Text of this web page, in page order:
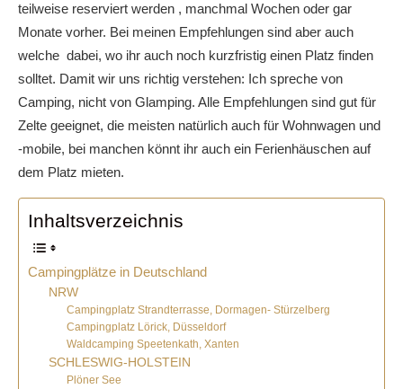
teilweise reserviert werden , manchmal Wochen oder gar
Monate vorher. Bei meinen Empfehlungen sind aber auch
welche dabei, wo ihr auch noch kurzfristig einen Platz finden
solltet. Damit wir uns richtig verstehen: Ich spreche von
Camping, nicht von Glamping. Alle Empfehlungen sind gut für
Zelte geeignet, die meisten natürlich auch für Wohnwagen und
-mobile, bei manchen könnt ihr auch ein Ferienhäuschen auf
dem Platz mieten.
Inhaltsverzeichnis
Campingplätze in Deutschland
NRW
Campingplatz Strandterrasse, Dormagen- Stürzelberg
Campingplatz Lörick, Düsseldorf
Waldcamping Speetenkath, Xanten
SCHLESWIG-HOLSTEIN
Plöner See